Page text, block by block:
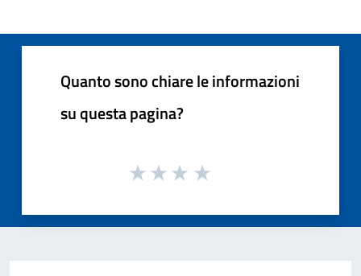
Quanto sono chiare le informazioni
su questa pagina?